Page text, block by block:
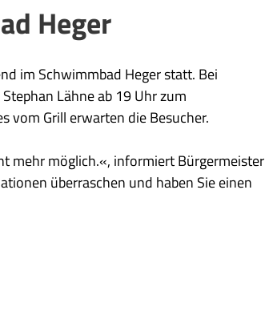
Heger
im Schwimmbad Heger statt. Bei
Lähne ab 19 Uhr zum
vom Grill erwarten die Besucher.
mehr möglich.«, informiert Bürgermeister
überraschen und haben Sie einen